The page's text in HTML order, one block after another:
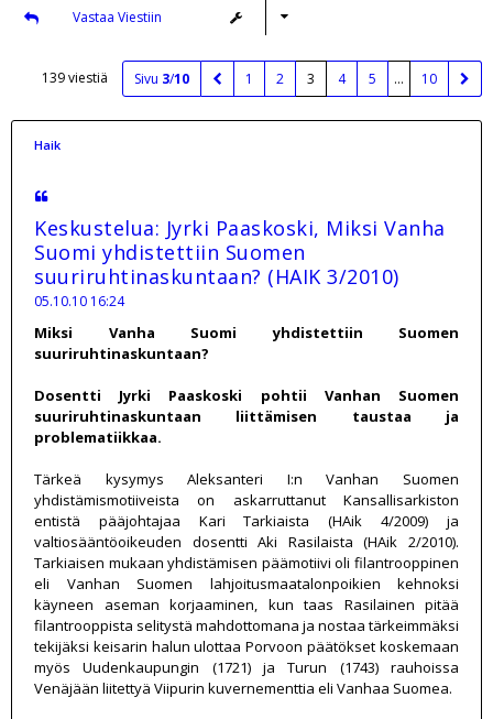
Vastaa Viestiin
139 viestiä Sivu 3/10 1 2 3 4 5 … 10
Haik
Keskustelua: Jyrki Paaskoski, Miksi Vanha
Suomi yhdistettiin Suomen
suuriruhtinaskuntaan? (HAIK 3/2010)
05.10.10 16:24
Miksi Vanha Suomi yhdistettiin Suomen
suuriruhtinaskuntaan?
Dosentti Jyrki Paaskoski pohtii Vanhan Suomen
suuriruhtinaskuntaan liittämisen taustaa ja
problematiikkaa.
Tärkeä kysymys Aleksanteri I:n Vanhan Suomen
yhdistämismotiiveista on askarruttanut Kansallisarkiston
entistä pääjohtajaa Kari Tarkiaista (HAik 4/2009) ja
valtiosääntöoikeuden dosentti Aki Rasilaista (HAik 2/2010).
Tarkiaisen mukaan yhdistämisen päämotiivi oli filantrooppinen
eli Vanhan Suomen lahjoitusmaatalonpoikien kehnoksi
käyneen aseman korjaaminen, kun taas Rasilainen pitää
filantrooppista selitystä mahdottomana ja nostaa tärkeimmäksi
tekijäksi keisarin halun ulottaa Porvoon päätökset koskemaan
myös Uudenkaupungin (1721) ja Turun (1743) rauhoissa
Venäjään liitettyä Viipurin kuvernementtia eli Vanhaa Suomea.